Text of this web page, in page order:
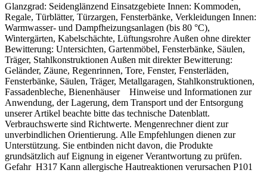
Glanzgrad: Seidenglänzend Einsatzgebiete Innen: Kommoden,
Regale, Türblätter, Türzargen, Fensterbänke, Verkleidungen Innen:
Warmwasser- und Dampfheizungsanlagen (bis 80 °C),
Wintergärten, Kabelschächte, Lüftungsrohre Außen ohne direkter
Bewitterung: Untersichten, Gartenmöbel, Fensterbänke, Säulen,
Träger, Stahlkonstruktionen Außen mit direkter Bewitterung:
Geländer, Zäune, Regenrinnen, Tore, Fenster, Fensterläden,
Fensterbänke, Säulen, Träger, Metallgaragen, Stahlkonstruktionen,
Fassadenbleche, Bienenhäuser Hinweise und Informationen zur
Anwendung, der Lagerung, dem Transport und der Entsorgung
unserer Artikel beachte bitte das technische Datenblatt.
Verbrauchswerte sind Richtwerte. Mengenrechner dient zur
unverbindlichen Orientierung. Alle Empfehlungen dienen zur
Unterstützung. Sie entbinden nicht davon, die Produkte
grundsätzlich auf Eignung in eigener Verantwortung zu prüfen.
Gefahr H317 Kann allergische Hautreaktionen verursachen P101